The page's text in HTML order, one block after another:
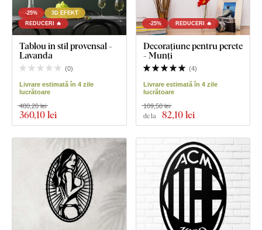
-25%
3D EFEKT
REDUCERI 🔥
Tablou în stil provensal -
Lavanda
(0)
Livrare estimată în 4 zile
lucrătoare
360,10 lei
480,20 lei
-25% REDUCERI 🔥
Decorațiune pentru perete
- Munți
(4)
Livrare estimată în 4 zile
lucrătoare
de la 82,10 lei
109,50 lei